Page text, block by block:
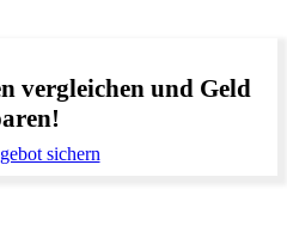
vergleichen und Geld
sichern